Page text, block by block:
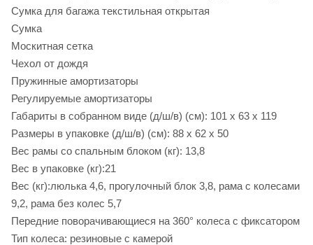
Сумка для багажа текстильная открытая
Сумка
Москитная сетка
Чехол от дождя
Пружинные амортизаторы
Регулируемые амортизаторы
Габариты в собранном виде (д/ш/в) (см): 101 х 63 х 119
Размеры в упаковке (д/ш/в) (см): 88 х 62 х 50
Вес рамы со спальным блоком (кг): 13,8
Вес в упаковке (кг):21
Вес (кг):люлька 4,6, прогулочный блок 3,8, рама с колесами
9,2, рама без колес 5,7
Передние поворачивающиеся на 360° колеса с фиксатором
Тип колеса: резиновые с камерой